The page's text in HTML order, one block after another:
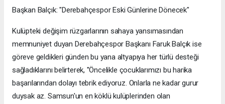
Başkan Balçık: "Derebahçespor Eski Günlerine Dönecek"
Kulüpteki değişim rüzgarlarının sahaya yansımasından
memnuniyet duyan Derebahçespor Başkanı Faruk Balçık ise
göreve geldikleri günden bu yana altyapıya her türlü desteği
sağladıklarını belirterek, ''Öncelikle çocuklarımızı bu harika
başarılarından dolayı tebrik ediyoruz. Onlarla ne kadar gurur
duysak az. Samsun'un en köklü kulüplerinden olan